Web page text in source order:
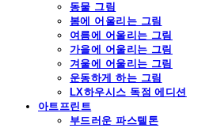
동물 그림
봄에 어울리는 그림
여름에 어울리는 그림
가을에 어울리는 그림
겨울에 어울리는 그림
운동하게 하는 그림
LX하우시스 독점 에디션
아트프린트
부드러운 파스텔톤